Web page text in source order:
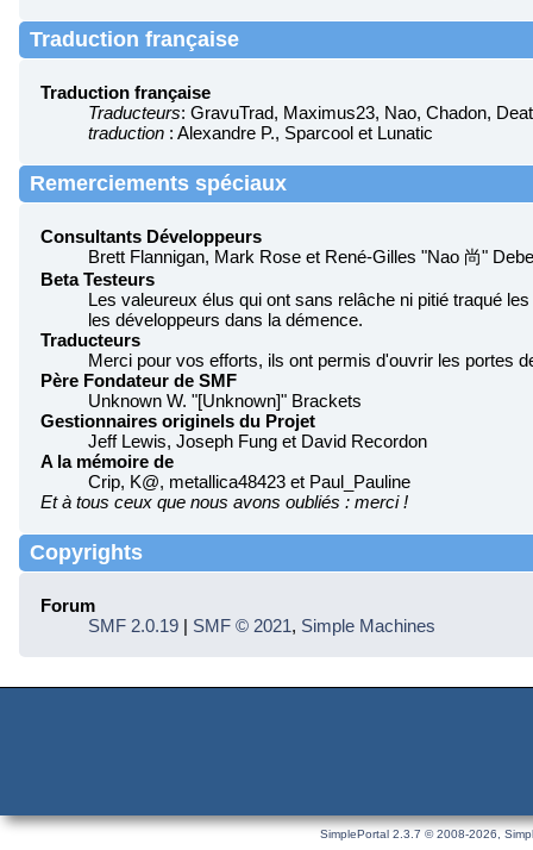
Traduction française
Traduction française
Traducteurs: GravuTrad, Maximus23, Nao, Chadon,
traduction : Alexandre P., Sparcool et Lunatic
Remerciements spéciaux
Consultants Développeurs
Brett Flannigan, Mark Rose et René-Gilles "Nao 尚"
Beta Testeurs
Les valeureux élus qui ont sans relâche ni pitié traqué
les développeurs dans la démence.
Traducteurs
Merci pour vos efforts, ils ont permis d'ouvrir les portes
Père Fondateur de SMF
Unknown W. "[Unknown]" Brackets
Gestionnaires originels du Projet
Jeff Lewis, Joseph Fung et David Recordon
A la mémoire de
Crip, K@, metallica48423 et Paul_Pauline
Et à tous ceux que nous avons oubliés : merci !
Copyrights
Forum
SMF 2.0.19 | SMF © 2021, Simple Machines
SimplePortal 2.3.7 © 2008-2026,